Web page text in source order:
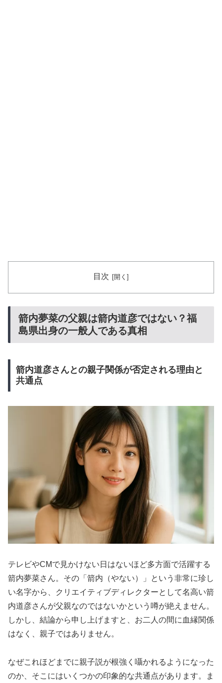
目次
箭内夢菜の父親は箭内道彦ではない？福
島県出身の一般人である真相
箭内道彦さんとの親子関係が否定される理由と
共通点
テレビやCMで見かけない日はないほど多方面で活躍する
箭内夢菜さん。その「箭内（やない）」という非常に珍し
い名字から、クリエイティブディレクターとして名高い箭
内道彦さんが父親なのではないかという噂が絶えません。
しかし、結論から申し上げますと、お二人の間に血縁関係
はなく、親子ではありません。
なぜこれほどまでに親子説が根強く囁かれるようになった
のか、そこにはいくつかの印象的な共通点があります。ま